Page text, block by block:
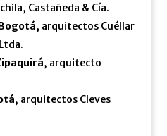
Castañeda & Cía.
arquitectos Cuéllar
, arquitecto
, arquitectos Cleves